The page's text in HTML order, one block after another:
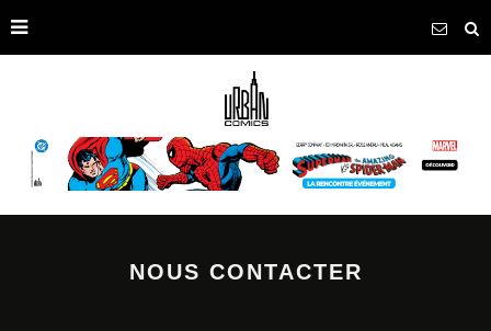
NOUS CONTACTER